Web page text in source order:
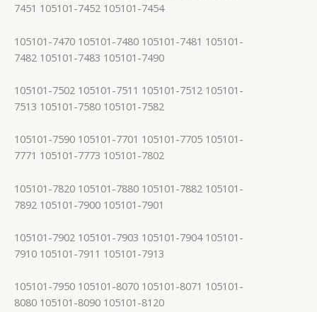
7451 105101-7452 105101-7454
105101-7470 105101-7480 105101-7481 105101-
7482 105101-7483 105101-7490
105101-7502 105101-7511 105101-7512 105101-
7513 105101-7580 105101-7582
105101-7590 105101-7701 105101-7705 105101-
7771 105101-7773 105101-7802
105101-7820 105101-7880 105101-7882 105101-
7892 105101-7900 105101-7901
105101-7902 105101-7903 105101-7904 105101-
7910 105101-7911 105101-7913
105101-7950 105101-8070 105101-8071 105101-
8080 105101-8090 105101-8120